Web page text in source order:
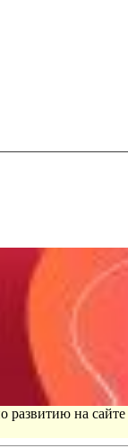
развитию на сайте